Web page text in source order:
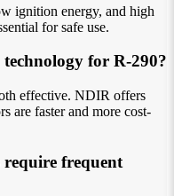
ignition energy, and high
for safe use.
for R-290?
effective. NDIR offers
are faster and more cost-
require frequent